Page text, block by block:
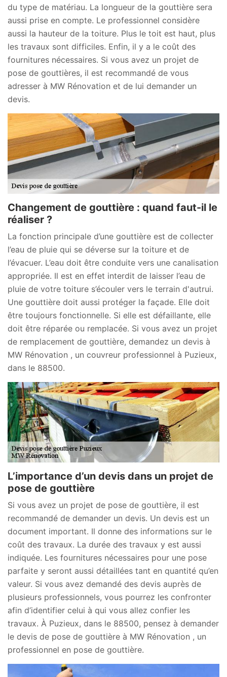
du type de matériau. La longueur de la gouttière sera
aussi prise en compte. Le professionnel considère
aussi la hauteur de la toiture. Plus le toit est haut, plus
les travaux sont difficiles. Enfin, il y a le coût des
fournitures nécessaires. Si vous avez un projet de
pose de gouttières, il est recommandé de vous
adresser à MW Rénovation et de lui demander un
devis.
Changement de gouttière : quand faut-il le
réaliser ?
La fonction principale d’une gouttière est de collecter
l’eau de pluie qui se déverse sur la toiture et de
l’évacuer. L’eau doit être conduite vers une canalisation
appropriée. Il est en effet interdit de laisser l’eau de
pluie de votre toiture s’écouler vers le terrain d'autrui.
Une gouttière doit aussi protéger la façade. Elle doit
être toujours fonctionnelle. Si elle est défaillante, elle
doit être réparée ou remplacée. Si vous avez un projet
de remplacement de gouttière, demandez un devis à
MW Rénovation , un couvreur professionnel à Puzieux,
dans le 88500.
L’importance d’un devis dans un projet de
pose de gouttière
Si vous avez un projet de pose de gouttière, il est
recommandé de demander un devis. Un devis est un
document important. Il donne des informations sur le
coût des travaux. La durée des travaux y est aussi
indiquée. Les fournitures nécessaires pour une pose
parfaite y seront aussi détaillées tant en quantité qu’en
valeur. Si vous avez demandé des devis auprès de
plusieurs professionnels, vous pourrez les confronter
afin d’identifier celui à qui vous allez confier les
travaux. À Puzieux, dans le 88500, pensez à demander
le devis de pose de gouttière à MW Rénovation , un
professionnel en pose de gouttière.